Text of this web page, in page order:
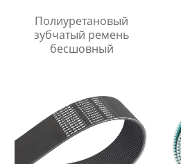
Полиуретановый
зубчатый ремень
бесшовный